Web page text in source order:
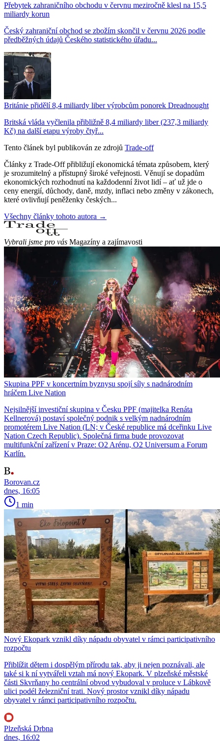
Přebytek zahraničního obchodu v červnu meziročně klesl na 15,5
miliardy korun
Český zahraniční obchod se zbožím skončil v červnu 2026 podle
předběžných údajů Českého statistického úřadu...
Británie přidělí 8,4 miliardy liber výrobcům ponorek Dreadnought
Britská vláda vyčlenila přibližně 8,4 miliardy liber (237,3 miliardy
Kč) na další etapu výroby čtyř...
Tento článek byl publikován ze zdrojů Trade-off
Články z Trade-Off přibližují ekonomická témata způsobem, který
je srozumitelný a přístupný široké veřejnosti. Věnují se dopadům
ekonomických rozhodnutí na každodenní život lidí – ať už jde o
ceny energií, důchody, daně, mzdy, inflaci nebo změny v zákonech,
které ovlivňují peněženky českých...
Všechny články tohoto autora →
Vybrali jsme pro vás Magazíny a zajímavosti
Skupina PPF v koncertním byznysu spojí síly s nadnárodním
hráčem Live Nation
Nejsilnější investiční skupina v Česku PPF (majitelka Renáta
Kellnerová) postaví společný podnik s velkým nadnárodním
promotérem Live Nation (LN; v České republice má dceřinku Live
Nation Czech Republic). Společná firma bude provozovat
multifunkční zařízení v Praze: O2 Arénu, O2 Universum a Forum
Karlín.
Borovan.cz
dnes, 16:05
1 min
Nový Ekopark vznikl díky nápadu obyvatel v rámci participativního
rozpočtu
Přiblížit dětem i dospělým přírodu tak, aby ji nejen poznávali, ale
také si k ní vytvářeli vztah má nový Ekopark. V plzeňské městské
části Skvrňany ho centrální obvod vybudoval v proluce v Lábkově
ulici podél železniční trati. Nový prostor vznikl díky nápadu
obyvatel v rámci participativního rozpočtu.
Plzeňská Drbna
dnes, 16:02